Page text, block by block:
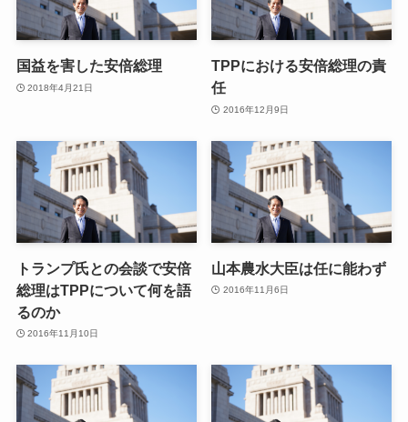
国益を害した安倍総理
2018年4月21日
TPPにおける安倍総理の責
任
2016年12月9日
トランプ氏との会談で安倍
総理はTPPについて何を語
るのか
2016年11月10日
山本農水大臣は任に能わず
2016年11月6日